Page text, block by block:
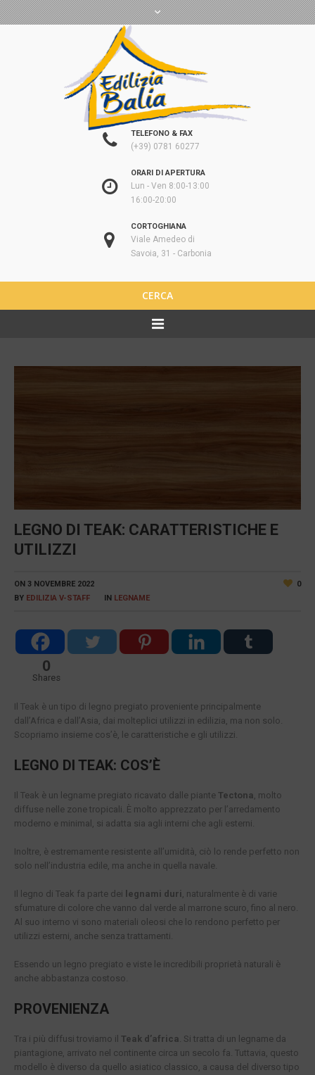
TELEFONO & FAX
(+39) 0781 60277
ORARI DI APERTURA
Lun - Ven 8:00-13:00
16:00-20:00
CORTOGHIANA
Viale Amedeo di
Savoia, 31 - Carbonia
CERCA
LEGNO DI TEAK: CARATTERISTICHE E
UTILIZZI
0
ON 3 NOVEMBRE 2022
BY EDILIZIA V-STAFF IN LEGNAME
0
Shares
Il Teak è un tipo di legno pregiato proveniente principalmente
dall’Africa e dall’Asia, dai molteplici utilizzi in edilizia, ma non solo.
Scopriamo insieme cos’è, le caratteristiche e gli utilizzi.
LEGNO DI TEAK: COS’È
Il Teak è un legname pregiato ricavato dalle piante Tectona, molto
diffuse nelle zone tropicali. È molto apprezzato per l’arredamento
moderno e minimal, si adatta sia agli interni che agli esterni.
Inoltre, è estremamente resistente all’umidità, ciò lo rende perfetto non
solo nell’industria edile, ma anche in quella navale.
Il legno di Teak fa parte dei legnami duri, naturalmente è di varie
sfumature di colore che vanno dal verde al marrone scuro, fino al nero.
Al suo interno vi sono materiali oleosi che lo rendono perfetto per
utilizzi esterni, anche senza trattamenti.
Essendo un legno pregiato e viste le incredibili proprietà naturali è
anche abbastanza costoso.
PROVENIENZA
Tra i più diffusi troviamo il Teak d’africa. Si tratta di un legname da
piantagione, arrivato nel continente circa un secolo fa. Tuttavia, questo
modello è diverso da quello asiatico classico, a causa del diverso tipo